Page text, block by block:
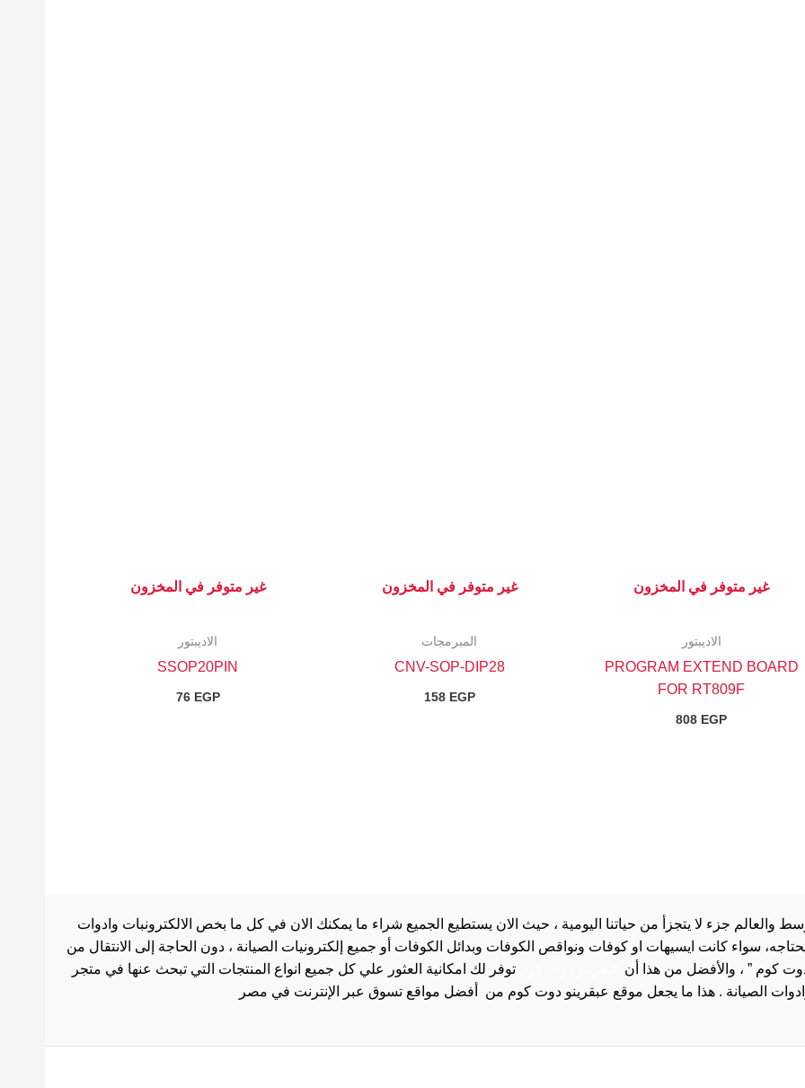
غير متوفر في المخزون
الاديبتور
PROGRAM EXTEND BOARD
FOR RT809F
808 EGP
غير متوفر في المخزون
المبرمجات
CNV-SOP-DIP28
158 EGP
غير متوفر في المخزون
الاديبتور
SSOP20PIN
76 EGP
جزء لا يتجزأ من حياتنا اليومية ، حيث الان يستطيع الجميع شراء ما يمكنك الان في كل ما بخص الالكترونبات وادوات
سواء كانت ايسيهات او كوفات ونواقص الكوفات وبدائل الكوفات أو جميع إلكترونيات الصيانة ، دون الحاجة إلى الانتقال من
كوم ” ، والأفضل من هذا أن
توفر لك امكانية العثور علي كل جميع انواع المنتجات التي تبحث عنها في متجر